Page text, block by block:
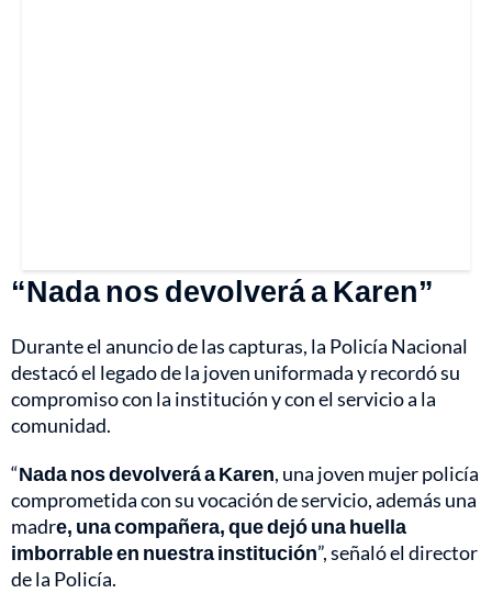
“Nada nos devolverá a Karen”
Durante el anuncio de las capturas, la Policía Nacional
destacó el legado de la joven uniformada y recordó su
compromiso con la institución y con el servicio a la
comunidad.
“Nada nos devolverá a Karen, una joven mujer policía
comprometida con su vocación de servicio, además una
madre, una compañera, que dejó una huella
imborrable en nuestra institución”, señaló el director
de la Policía.